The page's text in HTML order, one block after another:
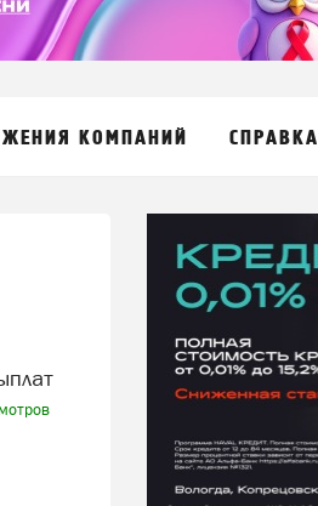
КОМПАНИЙ СПРАВКА